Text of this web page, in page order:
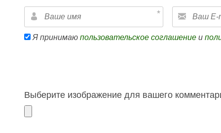
Я принимаю пользовательское соглашение и
Выберите изображение для вашего